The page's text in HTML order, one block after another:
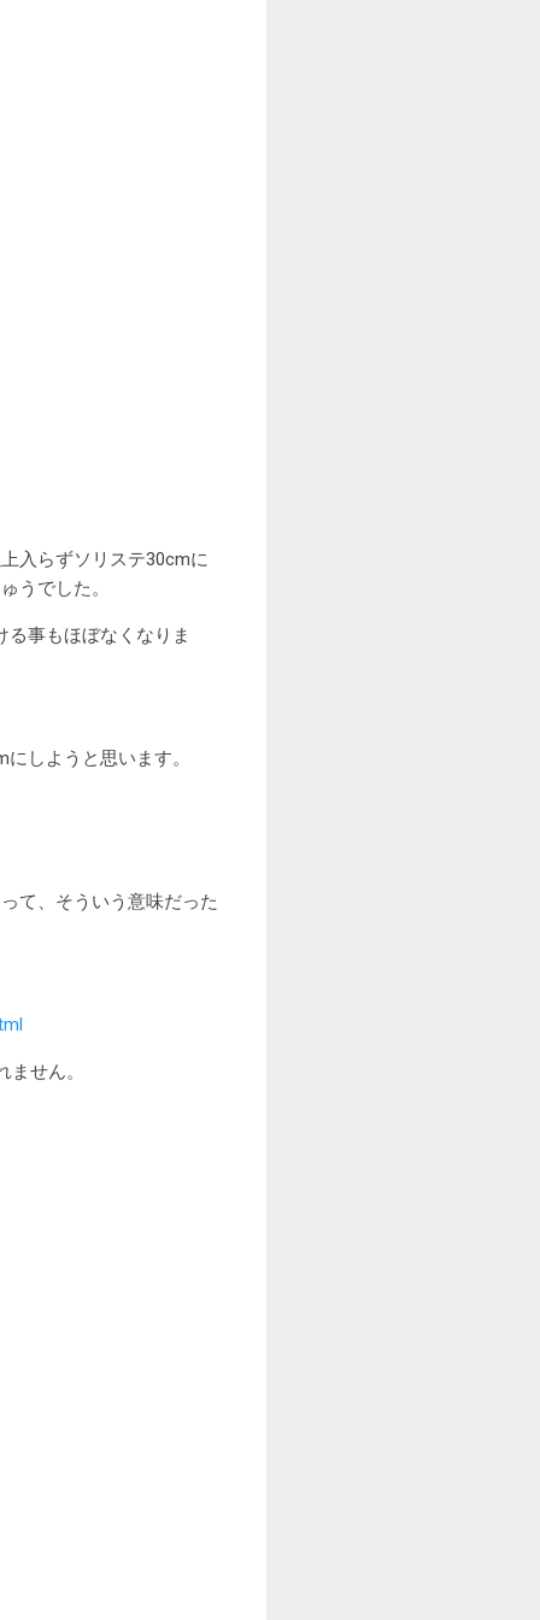
入らずソリステ30cmに
うでした。
事もほぼなくなりま
しようと思います。
て、そういう意味だった
せん。